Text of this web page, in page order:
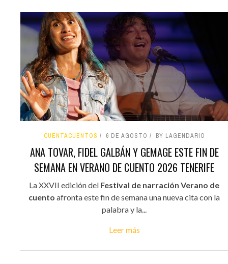
CUENTACUENTOS 6 DE AGOSTO BY LAGENDARIO
ANA TOVAR, FIDEL GALBÁN Y GEMAGE ESTE FIN DE
SEMANA EN VERANO DE CUENTO 2026 TENERIFE
La XXVII edición del Festival de narración Verano de
cuento afronta este fin de semana una nueva cita con la
palabra y la...
Leer más